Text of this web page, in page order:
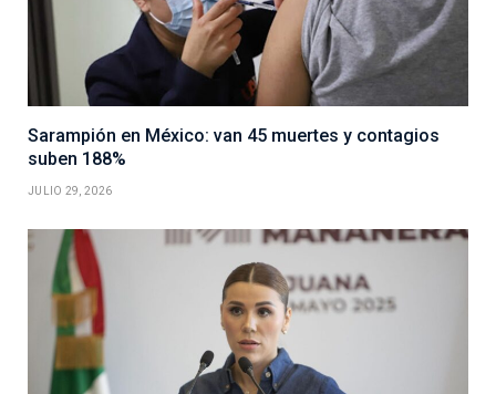
Sarampión en México: van 45 muertes y contagios
suben 188%
JULIO 29, 2026